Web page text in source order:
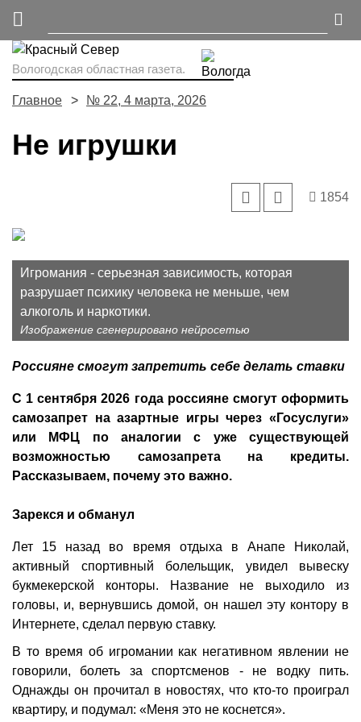
Вологодская областная газета.
Главное № 22, 4 марта, 2026
Не игрушки
1854
Игромания - серьезная зависимость, которая
разрушает психику человека не меньше, чем
алкоголь и наркотики.
Изображение сгенерировано нейросетью
Россияне смогут запретить себе делать ставки
С 1 сентября 2026 года россияне смогут оформить
самозапрет на азартные игры через «Госуслуги»
или МФЦ по аналогии с уже существующей
возможностью самозапрета на кредиты.
Рассказываем, почему это важно.
Зарекся и обманул
Лет 15 назад во время отдыха в Анапе Николай,
активный спортивный болельщик, увидел вывеску
букмекерской конторы. Название не выходило из
головы, и, вернувшись домой, он нашел эту контору в
Интернете, сделал первую ставку.
В то время об игромании как негативном явлении не
говорили, болеть за спортсменов - не водку пить.
Однажды он прочитал в новостях, что кто-то проиграл
квартиру, и подумал: «Меня это не коснется».